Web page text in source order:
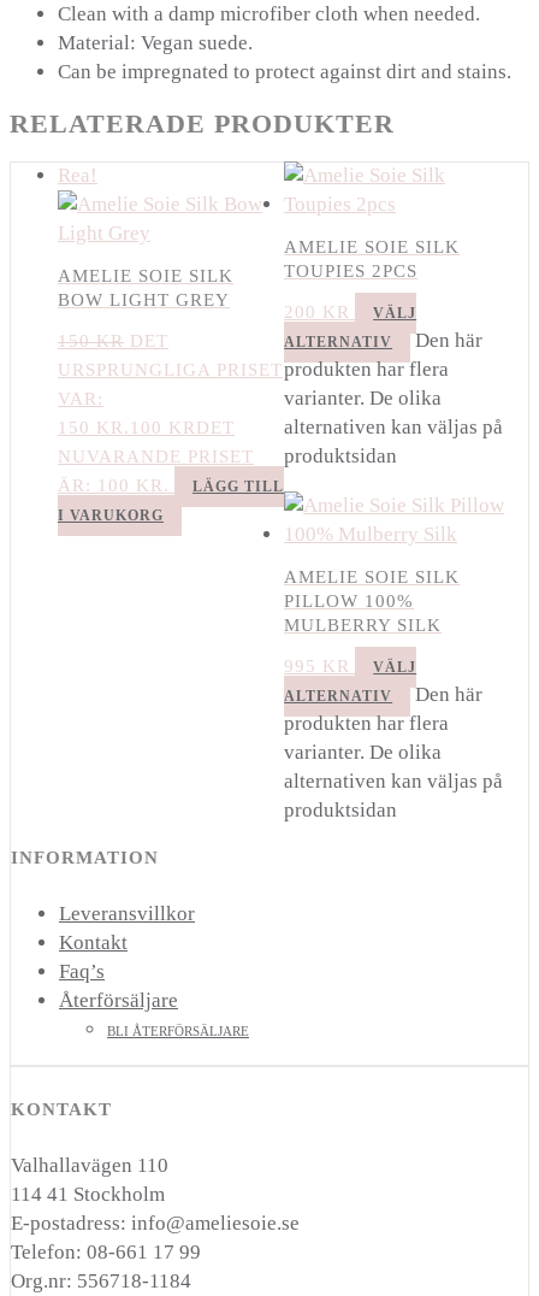
Clean with a damp microfiber cloth when needed.
Material: Vegan suede.
Can be impregnated to protect against dirt and stains.
RELATERADE PRODUKTER
Rea!
AMELIE SOIE SILK
BOW LIGHT GREY
150KR DET
URSPRUNGLIGA PRISET
VAR:
150 KR. 100 KRDET
NUVARANDE PRISET
ÄR: 100 KR.
LÄGG TILL
I VARUKORG
AMELIE SOIE SILK
TOUPIES 2PCS
200 KR
VÄLJ
ALTERNATIV
Den här
produkten har flera
varianter. De olika
alternativen kan väljas på
produktsidan
AMELIE SOIE SILK
PILLOW 100%
MULBERRY SILK
995 KR
VÄLJ
ALTERNATIV
Den här
produkten har flera
varianter. De olika
alternativen kan väljas på
produktsidan
INFORMATION
Leveransvillkor
Kontakt
Faq’s
Återförsäljare
BLI ÅTERFÖRSÄLJARE
KONTAKT
Valhallavägen 110
114 41 Stockholm
E-postadress: info@ameliesoie.se
Telefon: 08-661 17 99
Org.nr: 556718-1184